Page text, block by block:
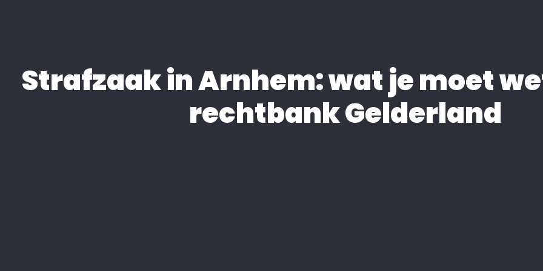
Strafzaak in Arnhem: wat je moet
rechtbank Gelderland